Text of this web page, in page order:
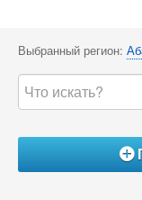
Выбранный регион:
Á